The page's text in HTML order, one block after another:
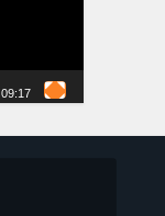
09:17